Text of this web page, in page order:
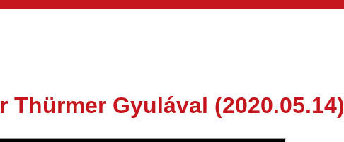
Thürmer Gyulával (2020.05.14)